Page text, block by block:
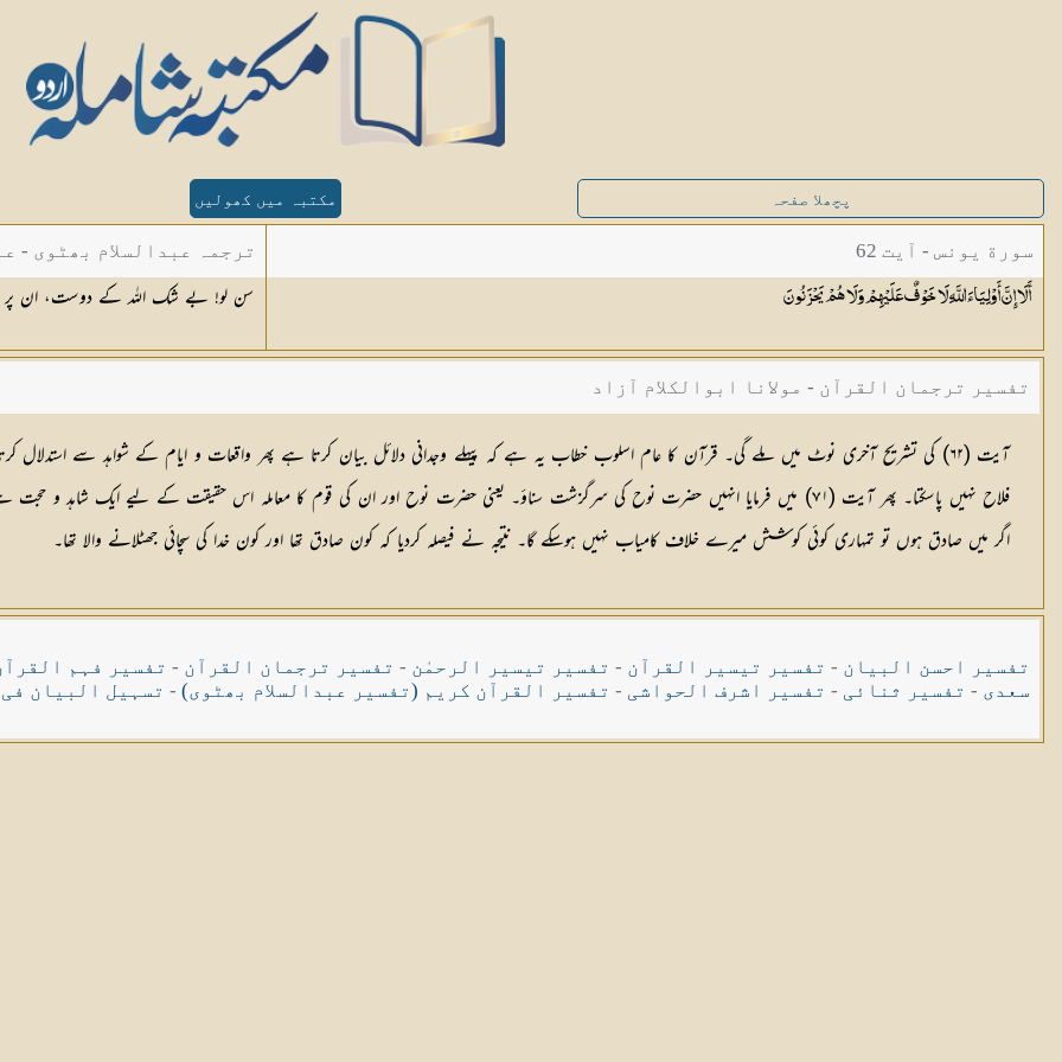
پچھلا صفحہ مکتبہ میں کھولیں
سورة یونس - آیت 62
أَلَا إِنَّ أَوْلِيَاءَ اللَّهِ لَا خَوْفٌ عَلَيْهِمْ وَلَا هُمْيَحْزَنُونَ
ترجمہ عبدالسلام بھٹوی -
سن لو! بے شک اللہ کے دوست، ان پر
تفسیر ترجمان القرآن - مولانا ابوالکلام آزاد
فلاح نہیں پاسکتا۔ پھر آیت (٧١) میں فرمایا انہیں حضرت نوح کی سرگزشت سناؤ۔ یعنی حضرت نوح اور ان کی قوم کا معاملہ اس حقیقت کے لیے ایک
اگر میں صادق ہوں تو تمہاری کوئی کوشش میرے خلاف کامیاب نہیں ہوسکے گا۔ نتیجہ نے فیصلہ کردیا کہ کون صادق تھا اور کون خدا کی سچائی جھٹلانے والا تھا۔
تفسیر احسن البیان - تفسیر تیسیر القرآن - تفسیر تیسیر الرحمٰن - تفسیر ترجمان القرآن - تفسیر فہم
سعدی - تفسیر ثنائی - تفسیر اشرف الحواشی - تفسیر القرآن کریم (تفسیر عبدالسلام بھٹوی) - تسہیل البیان